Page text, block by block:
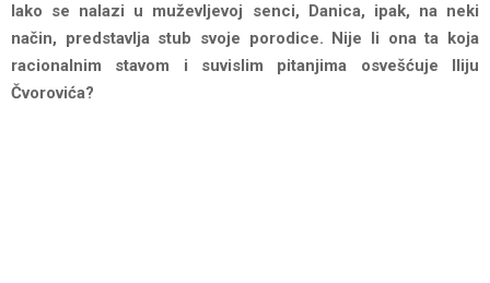
Iako se nalazi u muževljevoj senci, Danica, ipak, na neki
način, predstavlja stub svoje porodice. Nije li ona ta koja
racionalnim stavom i suvislim pitanjima osvešćuje Iliju
Čvorovića?